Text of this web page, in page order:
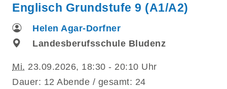
Englisch Grundstufe 9 (A1/A2)
Helen Agar-Dorfner
Landesberufsschule Bludenz
Mi. 23.09.2026, 18:30 - 20:10 Uhr
Dauer: 12 Abende / gesamt: 24